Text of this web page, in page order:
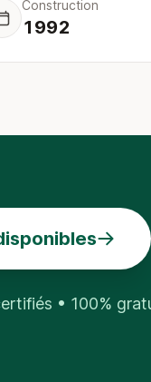
Construction
1992
• 100%